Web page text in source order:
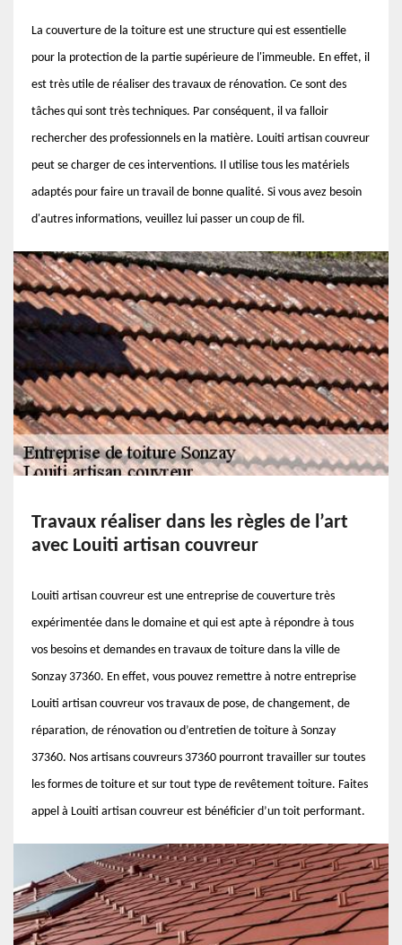
La couverture de la toiture est une structure qui est essentielle
pour la protection de la partie supérieure de l'immeuble. En effet, il
est très utile de réaliser des travaux de rénovation. Ce sont des
tâches qui sont très techniques. Par conséquent, il va falloir
rechercher des professionnels en la matière. Louiti artisan couvreur
peut se charger de ces interventions. Il utilise tous les matériels
adaptés pour faire un travail de bonne qualité. Si vous avez besoin
d'autres informations, veuillez lui passer un coup de fil.
Travaux réaliser dans les règles de l’art
avec Louiti artisan couvreur
Louiti artisan couvreur est une entreprise de couverture très
expérimentée dans le domaine et qui est apte à répondre à tous
vos besoins et demandes en travaux de toiture dans la ville de
Sonzay 37360. En effet, vous pouvez remettre à notre entreprise
Louiti artisan couvreur vos travaux de pose, de changement, de
réparation, de rénovation ou d’entretien de toiture à Sonzay
37360. Nos artisans couvreurs 37360 pourront travailler sur toutes
les formes de toiture et sur tout type de revêtement toiture. Faites
appel à Louiti artisan couvreur est bénéficier d’un toit performant.